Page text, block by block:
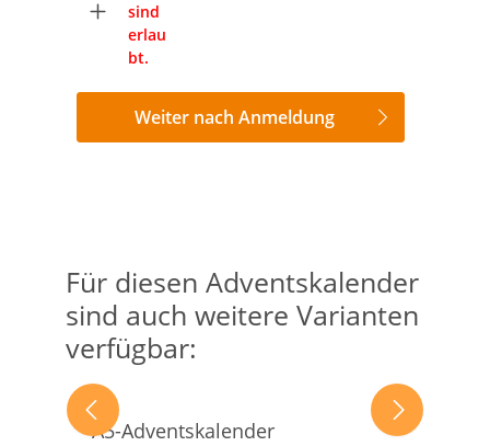
sind
erlau
bt.
Weiter nach Anmeldung
Produktgalerie überspringen
Für diesen Adventskalender
sind auch weitere Varianten
verfügbar:
A5-Adventskalender